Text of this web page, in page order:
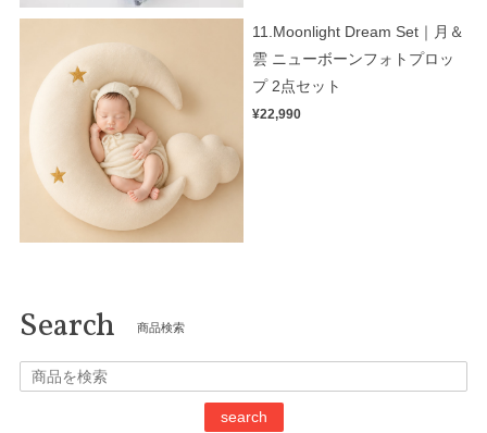
11.Moonlight Dream Set｜月＆
雲 ニューボーンフォトプロッ
プ 2点セット
¥22,990
Search 商品検索
search